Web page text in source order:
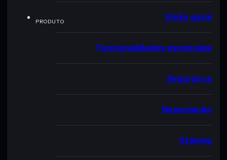
PRODUTO Visão geral
Funcionalidades essenciais
Segurança
Negociação
Staking